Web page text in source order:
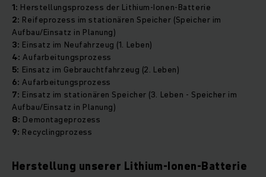
1: Herstellungsprozess der Lithium-Ionen-Batterie
2: Reifeprozess im stationären Speicher (Speicher im
Aufbau/Einsatz in Planung)
3: Einsatz im Neufahrzeug (1. Leben)
4:Aufarbeitungsprozess
5: Einsatz im Gebrauchtfahrzeug (2. Leben)
6:Aufarbeitungsprozess
7: Einsatz im stationären Speicher (3. Leben - Speicher im
Aufbau/Einsatz in Planung)
8: Demontageprozess
9: Recyclingprozess
Herstellung unserer Lithium-Ionen-Batterie